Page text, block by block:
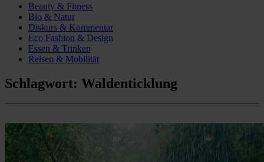
Beauty & Fitness
Bio & Natur
Diskurs & Kommentar
Eco Fashion & Design
Essen & Trinken
Reisen & Mobilität
Schlagwort: Waldenticklung